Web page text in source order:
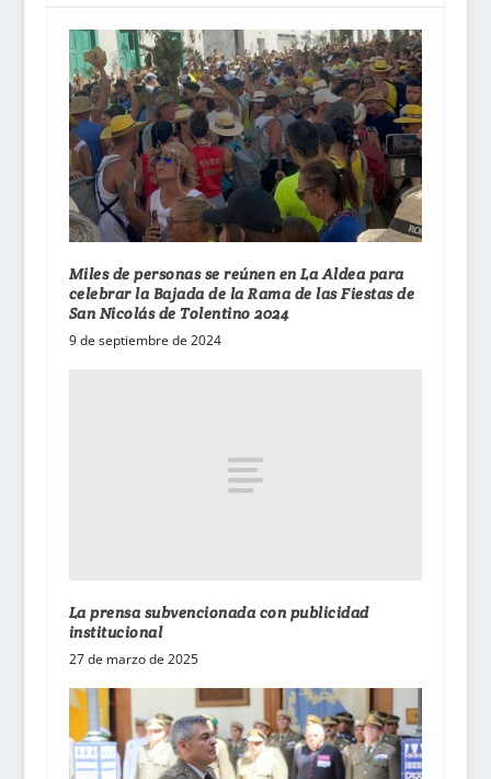
Miles de personas se reúnen en La Aldea para
celebrar la Bajada de la Rama de las Fiestas de
San Nicolás de Tolentino 2024
9 de septiembre de 2024
La prensa subvencionada con publicidad
institucional
27 de marzo de 2025